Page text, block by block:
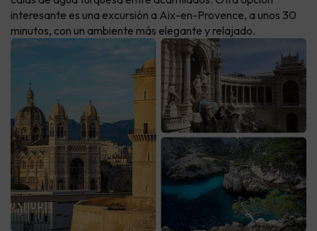
interesante es una excursión a Aix-en-Provence, a unos 30
minutos, con un ambiente más elegante y relajado.